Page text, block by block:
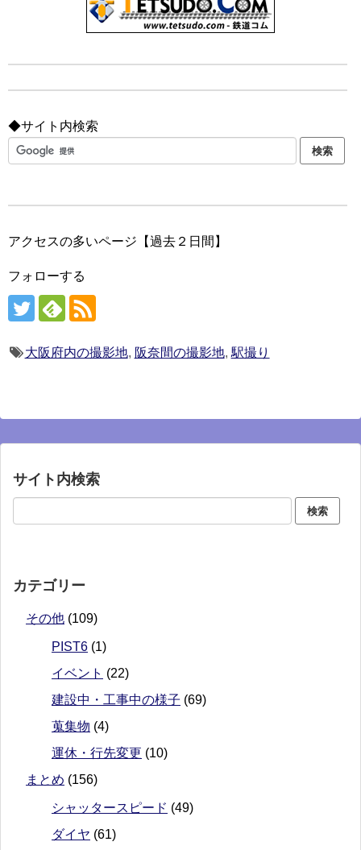
◆サイト内検索
アクセスの多いページ【過去２日間】
フォローする
大阪府内の撮影地, 阪奈間の撮影地,駅撮り
サイト内検索
カテゴリー
その他 (109)
PIST6 (1)
イベント (22)
建設中・工事中の様子 (69)
蒐集物 (4)
運休・行先変更 (10)
まとめ (156)
シャッタースピード (49)
ダイヤ (61)